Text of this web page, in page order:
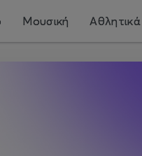
Μουσική Αθλητικά